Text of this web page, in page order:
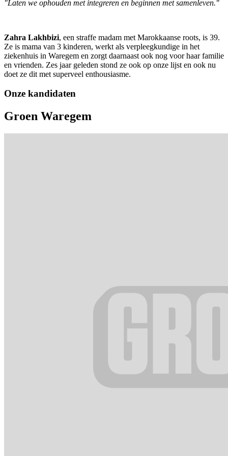
"Laten we ophouden met integreren en beginnen met samenleven."
Zahra Lakhbizi, een straffe madam met Marokkaanse roots, is 39.
Ze is mama van 3 kinderen, werkt als verpleegkundige in het
ziekenhuis in Waregem en zorgt daarnaast ook nog voor haar familie
en vrienden. Zes jaar geleden stond ze ook op onze lijst en ook nu
doet ze dit met superveel enthousiasme.
Onze kandidaten
Groen Waregem